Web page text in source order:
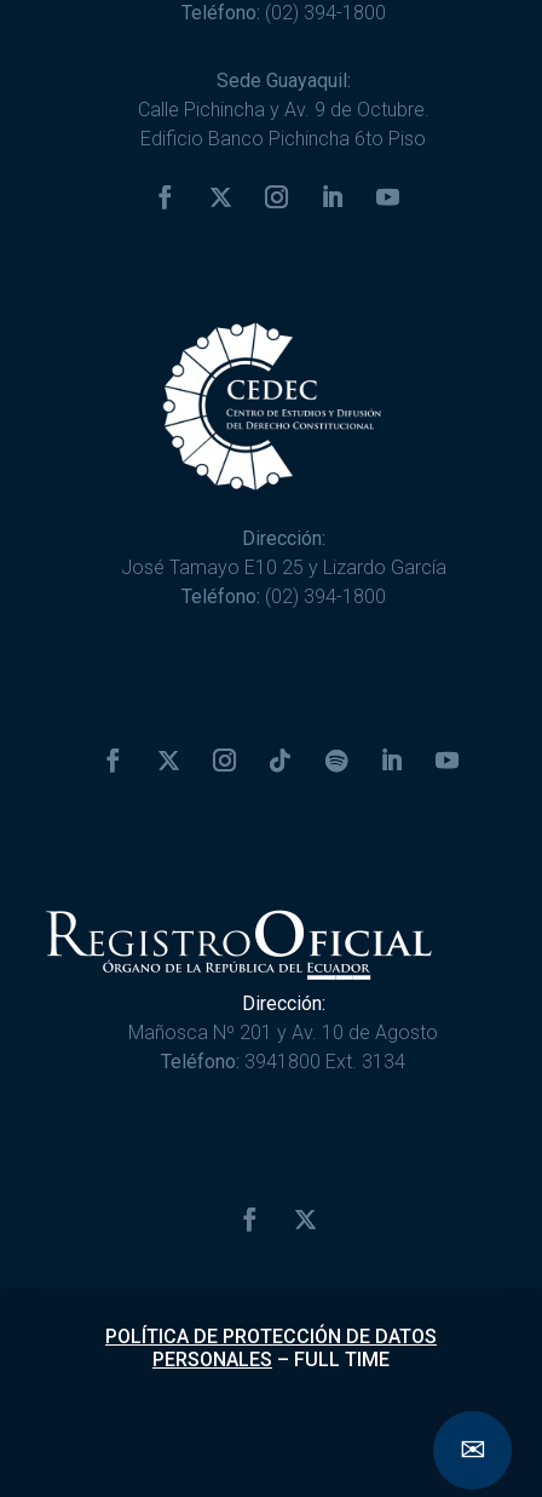
Teléfono: (02) 394-1800
Sede Guayaquil:
Calle Pichincha y Av. 9 de Octubre.
Edificio Banco Pichincha 6to Piso
Dirección:
José Tamayo E10 25 y Lizardo García
Teléfono: (02) 394-1800
Dirección:
Mañosca Nº 201 y Av. 10 de Agosto
Teléfono: 3941800 Ext. 3134
POLÍTICA DE PROTECCIÓN DE DATOS
PERSONALES – FULL TIME
✉